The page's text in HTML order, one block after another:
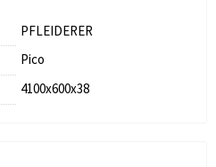
PFLEIDERER
Pico
4100х600х38